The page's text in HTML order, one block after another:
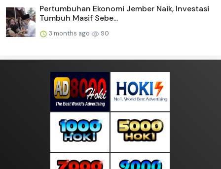
Pertumbuhan Ekonomi Jember Naik, Investasi
Tumbuh Masif Sebe...
3 months ago 90